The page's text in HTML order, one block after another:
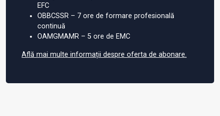
EFC
OBBCSSR – 7 ore de formare profesională
continuă
OAMGMAMR – 5 ore de EMC
Află mai multe informații despre oferta de abonare.